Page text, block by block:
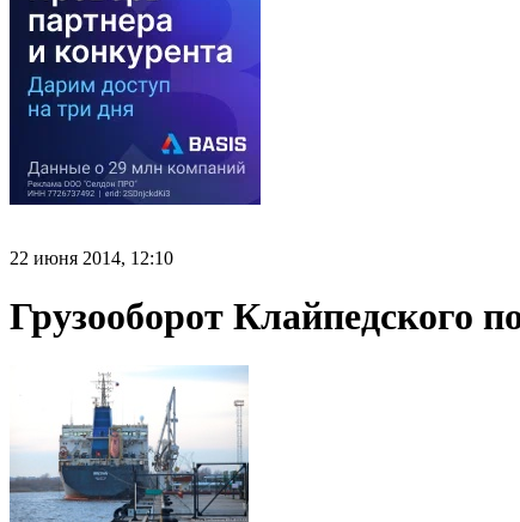
22 июня 2014, 12:10
Грузооборот Клайпедского